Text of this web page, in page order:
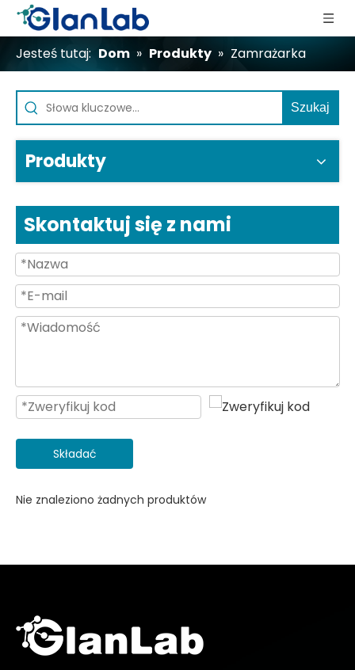
Jesteś tutaj: Dom » Produkty » Zamrażarka
Szukaj
Produkty
Skontaktuj się z nami
Składać
Nie znaleziono żadnych produktów